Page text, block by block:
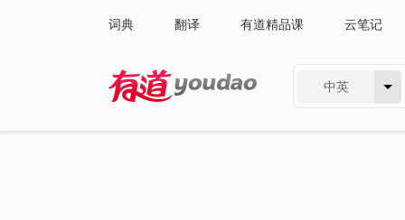
词典 翻译 有道精品课 云笔记
中英